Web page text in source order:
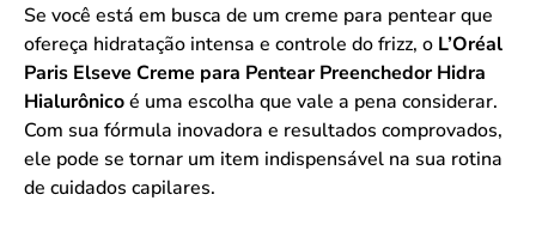
Se você está em busca de um creme para pentear que
ofereça hidratação intensa e controle do frizz, o L’Oréal
Paris Elseve Creme para Pentear Preenchedor Hidra
Hialurônicoé uma escolha que vale a pena considerar.
Com sua fórmula inovadora e resultados comprovados,
ele pode se tornar um item indispensável na sua rotina
de cuidados capilares.